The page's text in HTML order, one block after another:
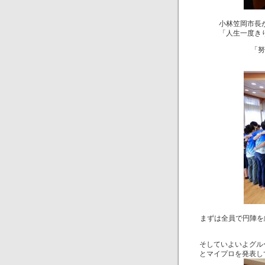
小林笠岡市長
「人生一度
「
まずは全員で円陣
そしていよいよグ
とマイプロを発表